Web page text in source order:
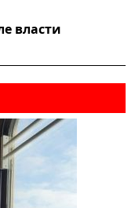
власти